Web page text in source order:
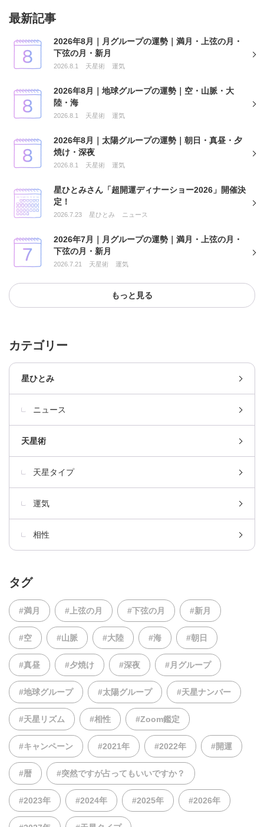
最新記事
2026年8月｜月グループの運勢｜満月・上弦の月・
下弦の月・新月
2026.8.1 天星術 運気
2026年8月｜地球グループの運勢｜空・山脈・大
陸・海
2026.8.1 天星術 運気
2026年8月｜太陽グループの運勢｜朝日・真昼・夕
焼け・深夜
2026.8.1 天星術 運気
星ひとみさん「超開運ディナーショー2026」開催決
定！
2026.7.23 星ひとみ ニュース
2026年7月｜月グループの運勢｜満月・上弦の月・
下弦の月・新月
2026.7.21 天星術 運気
もっと見る
カテゴリー
星ひとみ
ニュース
天星術
天星タイプ
運気
相性
タグ
#満月 #上弦の月 #下弦の月 #新月
#空 #山脈 #大陸 #海 #朝日
#真昼 #夕焼け #深夜 #月グループ
#地球グループ #太陽グループ #天星ナンバー
#天星リズム #相性 #Zoom鑑定
#キャンペーン #2021年 #2022年 #開運
#暦 #突然ですが占ってもいいですか？
#2023年 #2024年 #2025年 #2026年